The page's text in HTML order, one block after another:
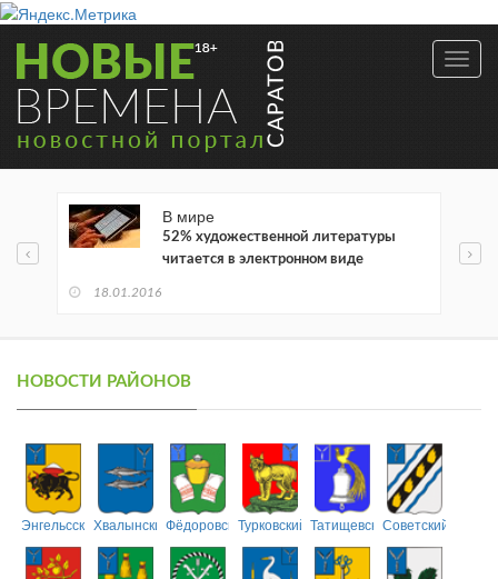
В мире
52% художественной литературы
читается в электронном виде
18.01.2016
НОВОСТИ РАЙОНОВ
ЭнгельсскийХвалынскийФёдоровскийТурковский ТатищевскийСоветский